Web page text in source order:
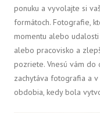
ponuku a vyvolajte si
formátoch. Fotografie,
momentu alebo
alebo pracovisko a
pozriete. Vnesú vám do
zachytáva fotografia a
obdobia, kedy bola